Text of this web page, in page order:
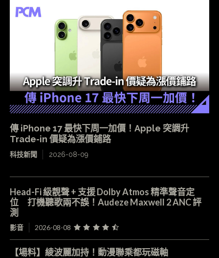
傳 iPhone 17 最快下周一加價！Apple 突調升
Trade-in 價疑為漲價鋪路
科技新聞 2026-08-09
Head-Fi 級靚聲 + 支援 Dolby Atmos 精準聲音定
位 打機聽歌兩不誤！Audeze Maxwell 2 ANC 評
測
影音 2026-08-08
【場料】綾波麗加持！動漫聯乘都玩磁軸